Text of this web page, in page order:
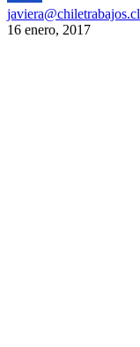
javiera@chiletrabajos.cl
16 enero, 2017